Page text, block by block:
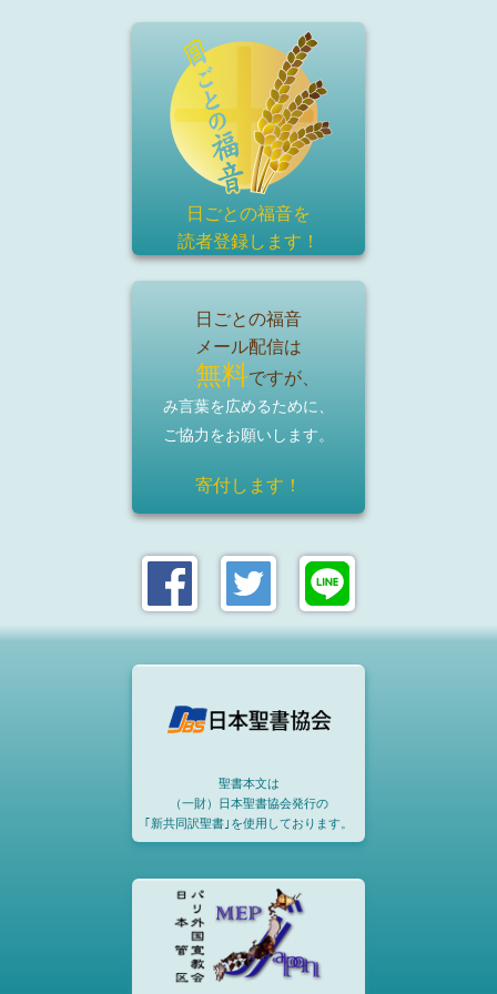
日ごとの福音を
読者登録します！
日ごとの福音
メール配信は
無料ですが、
み言葉を広めるために、
ご協力をお願いします。
寄付します！
聖書本文は
（一財）日本聖書協会発行の
｢新共同訳聖書｣を使用しております。